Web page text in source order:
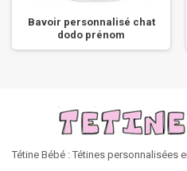
Bavoir personnalisé chat
dodo prénom
Tétine Bébé : Tétines personnalisées